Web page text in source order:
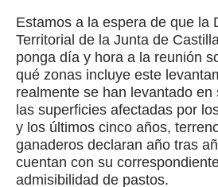
Estamos a la espera de que la
Territorial de la Junta de
ponga día y hora a la reunión
qué zonas incluye este
realmente se han levantado
las superficies afectadas por
y los últimos cinco años,
ganaderos declaran año tras
cuentan con su
admisibilidad de pastos.